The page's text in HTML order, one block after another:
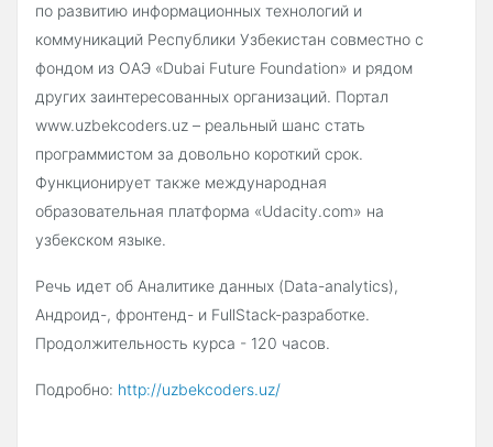
по развитию информационных технологий и
коммуникаций Республики Узбекистан совместно с
фондом из ОАЭ «Dubai Future Foundation» и рядом
других заинтересованных организаций. Портал
www.uzbekcoders.uz – реальный шанс стать
программистом за довольно короткий срок.
Функционирует также международная
образовательная платформа «Udacity.com» на
узбекском языке.
Речь идет об Аналитике данных (Data-analytics),
Андроид-, фронтенд- и FullStack-разработке.
Продолжительность курса - 120 часов.
Подробно: http://uzbekcoders.uz/